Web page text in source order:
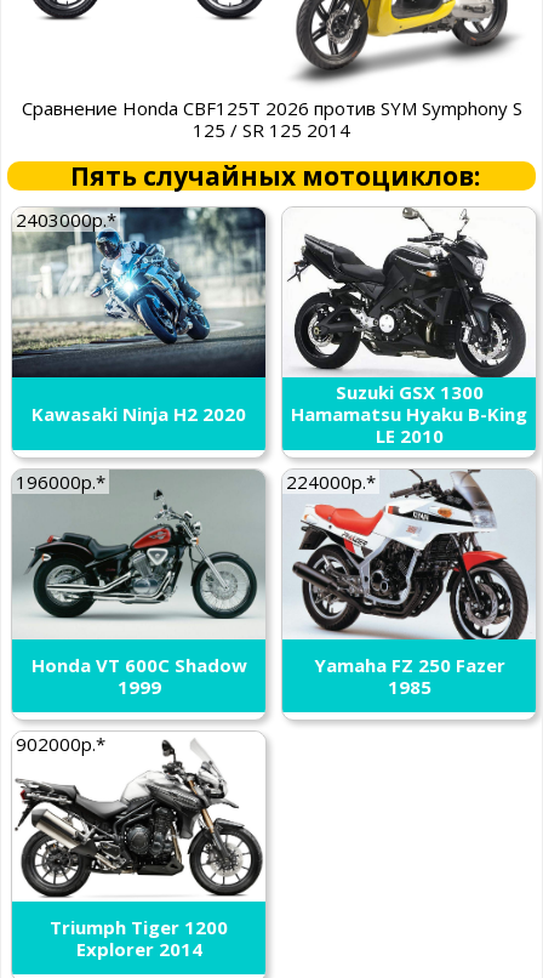
Сравнение Honda CBF125T 2026 против SYM Symphony S
125 / SR 125 2014
Пять случайных мотоциклов:
2403000р.*
Kawasaki Ninja H2 2020
Suzuki GSX 1300
Hamamatsu Hyaku B-King
LE 2010
196000р.*
Honda VT 600C Shadow
1999
224000р.*
Yamaha FZ 250 Fazer
1985
902000р.*
Triumph Tiger 1200
Explorer 2014